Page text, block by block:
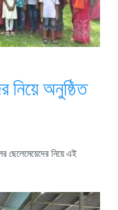
নিয়ে অনুষ্ঠিত
ছেলেমেয়েদের নিয়ে এই